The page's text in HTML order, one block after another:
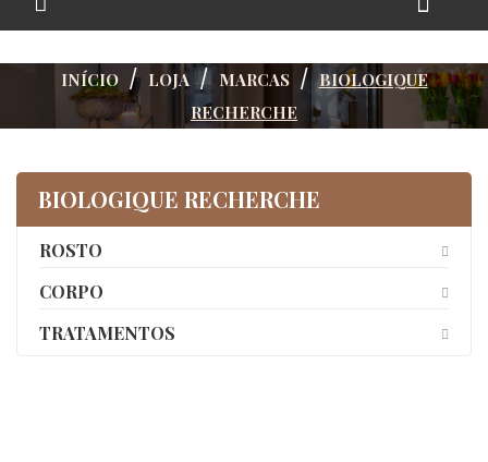
INÍCIO LOJA MARCAS
BIOLOGIQUE
RECHERCHE
BIOLOGIQUE RECHERCHE
ROSTO
CORPO
TRATAMENTOS